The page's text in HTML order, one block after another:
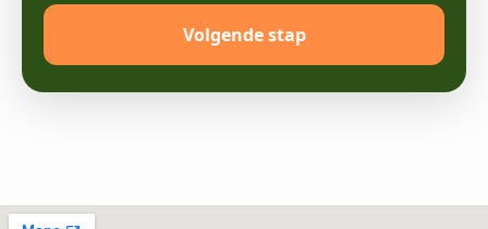
Volgende stap